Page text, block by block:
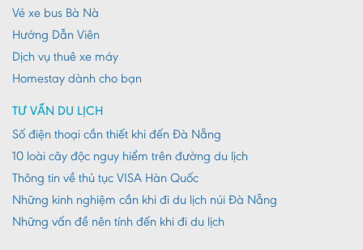
Quảng Bình
Quảng Nam
Quảng Ngãi
Quảng Ninh
Quảng Trị
Sóc Trăng
Sơn La
Tây Ninh
Vé xe bus Bà Nà
Hướng Dẫn Viên
Dịch vụ thuê xe máy
Homestay dành cho bạn
TƯ VẤN DU LỊCH
Số điện thoại cần thiết khi đến Đà Nẵng
10 loài cây độc nguy hiểm trên đường du lịch
Thông tin về thủ tục VISA Hàn Quốc
Những kinh nghiệm cần khi đi du lịch núi Đà Nẵng
Những vấn đề nên tính đến khi đi du lịch